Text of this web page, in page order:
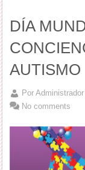
DÍA
AUTISMO
PorAdministrador
No comments